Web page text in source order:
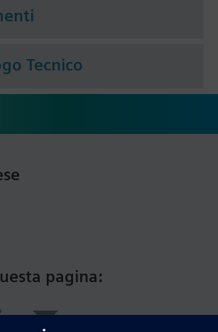
Tecnico
pagina: